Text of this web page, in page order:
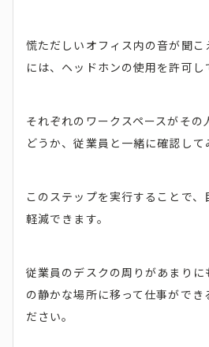
慌ただしいオフィス内の音が聞こ
には、ヘッドホンの使用を許可し
それぞれのワークスペースがその
どうか、従業員と一緒に確認して
このステップを実行することで
軽減できます。
従業員のデスクの周りがあまりに
の静かな場所に移って仕事ができ
ださい。